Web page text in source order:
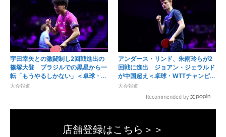
宇田幸矢との激闘制し2回戦進出の
篠塚大登 ブラジルでの黒星から一
転「もうやるしかない」＜卓球・
WTTチャンピオンズ横浜2026＞
大会報道
アンダース・リンド、朱雨玲らが2
回戦に進出 ジョアン・ジェラルド
が中国超え＜卓球・WTTチャンピオ
ンズ横浜2026＞
大会報道
Recommended by
店舗登録はこちら＞＞